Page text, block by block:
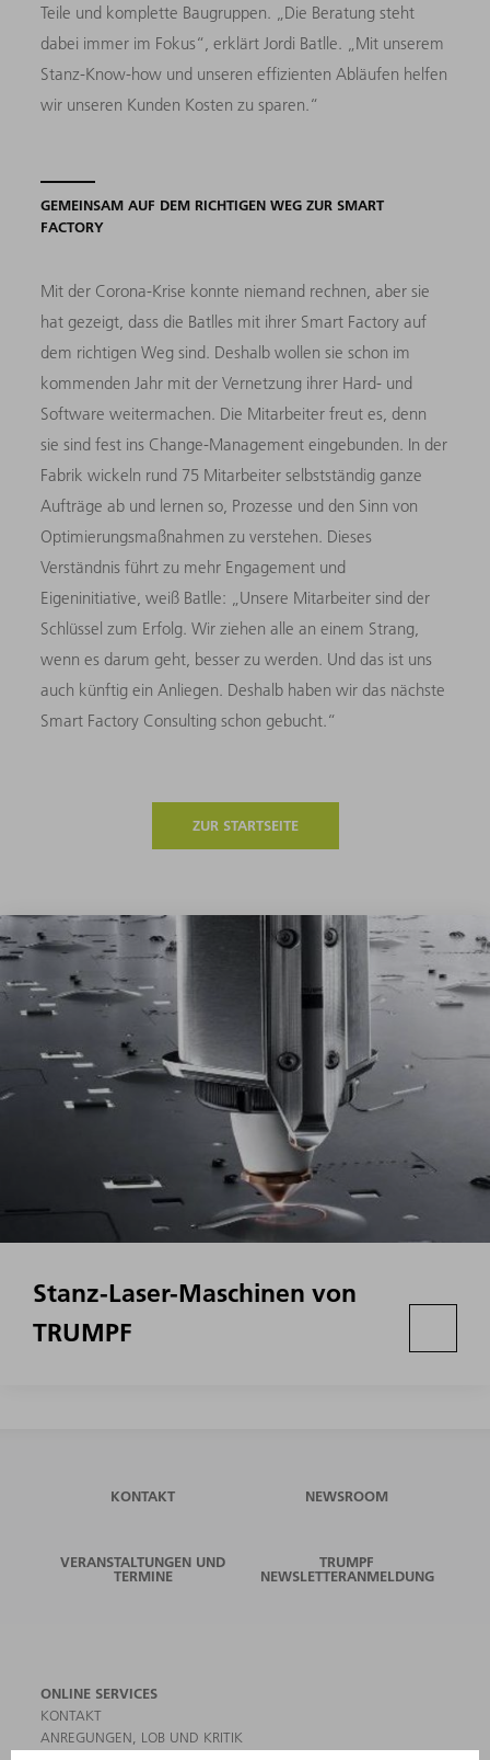
Teile und komplette Baugruppen. „Die Beratung steht
dabei immer im Fokus“, erklärt Jordi Batlle. „Mit unserem
Stanz-Know-how und unseren effizienten Abläufen helfen
wir unseren Kunden Kosten zu sparen.“
GEMEINSAM AUF DEM RICHTIGEN WEG ZUR SMART
FACTORY
Mit der Corona-Krise konnte niemand rechnen, aber sie
hat gezeigt, dass die Batlles mit ihrer Smart Factory auf
dem richtigen Weg sind. Deshalb wollen sie schon im
kommenden Jahr mit der Vernetzung ihrer Hard- und
Software weitermachen. Die Mitar­beiter freut es, denn
sie sind fest ins Change-Management einge­bunden. In der
Fabrik wickeln rund 75 Mitarbeiter selbstständig ganze
Aufträge ab und lernen so, Prozesse und den Sinn von
Optimierungsmaßnahmen zu verstehen. Dieses
Verständnis führt zu mehr Engagement und
Eigeninitiative, weiß Batlle: „Unsere Mitarbeiter sind der
Schlüssel zum Erfolg. Wir ziehen alle an einem Strang,
wenn es darum geht, besser zu werden. Und das ist uns
auch künftig ein Anliegen. Deshalb haben wir das nächste
Smart Factory Consulting schon gebucht.“
ZUR STARTSEITE
Stanz-Laser-Maschinen von
TRUMPF
KONTAKT NEWSROOM
VERANSTALTUNGEN UND
TERMINE
TRUMPF
NEWSLETTERANMELDUNG
ONLINE SERVICES
KONTAKT
ANREGUNGEN, LOB UND KRITIK